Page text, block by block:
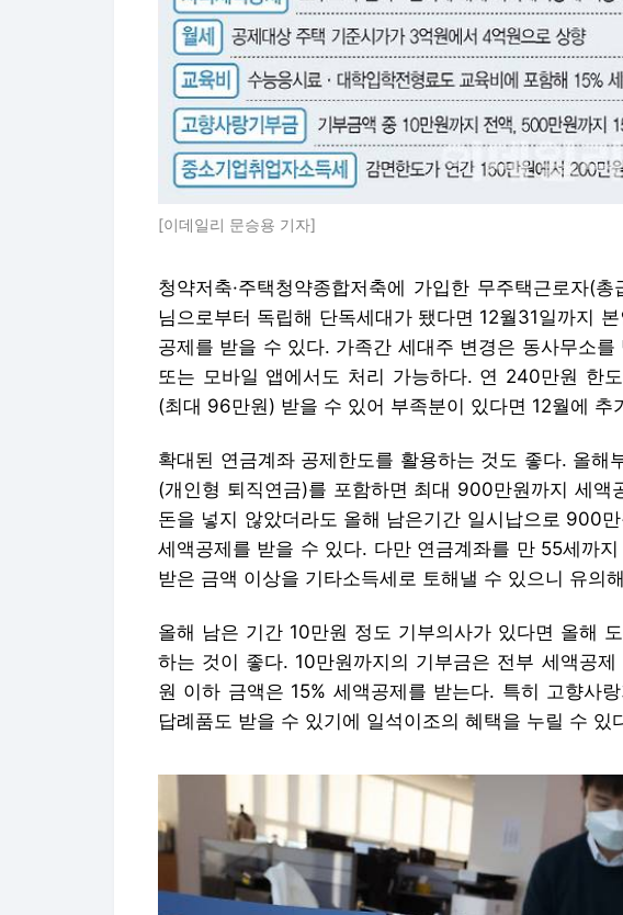
[이데일리 문승용 기자]
청약저축·주택청약종합저축에 가입한 무주택근로자(
님으로부터 독립해 단독세대가 됐다면 12월31일까지
공제를 받을 수 있다. 가족간 세대주 변경은 동사무소
또는 모바일 앱에서도 처리 가능하다. 연 240만원 한
(최대 96만원) 받을 수 있어 부족분이 있다면 12월에 추
확대된 연금계좌 공제한도를 활용하는 것도 좋다. 올해
(개인형 퇴직연금)를 포함하면 최대 900만원까지 세액
돈을 넣지 않았더라도 올해 남은기간 일시납으로 900
세액공제를 받을 수 있다. 다만 연금계좌를 만 55세까
받은 금액 이상을 기타소득세로 토해낼 수 있으니 유의
올해 남은 기간 10만원 정도 기부의사가 있다면 올해
하는 것이 좋다. 10만원까지의 기부금은 전부 세액공
원 이하 금액은 15% 세액공제를 받는다. 특히 고향사
답례품도 받을 수 있기에 일석이조의 혜택을 누릴 수 있